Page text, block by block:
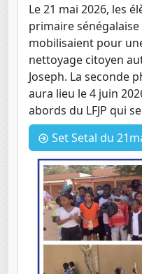
Le 21 mai 2026, les
primaire sénégalaise
mobilisaient pour
nettoyage citoyen
Joseph. La seconde
aura lieu le 4 juin
abords du LFJP qui
Set Setal du